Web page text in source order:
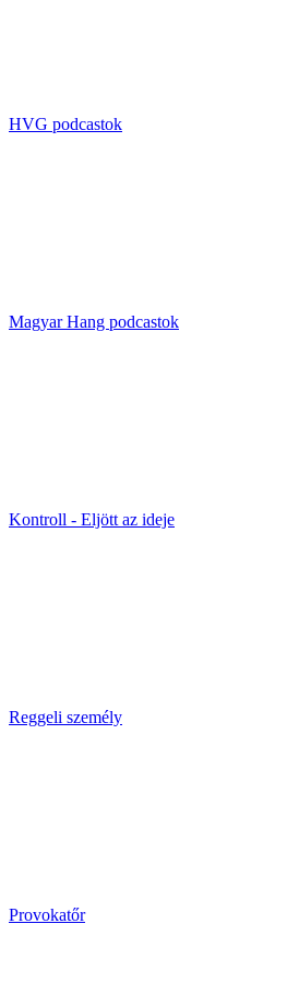
HVG podcastok
Magyar Hang podcastok
Kontroll - Eljött az ideje
Reggeli személy
Provokatőr